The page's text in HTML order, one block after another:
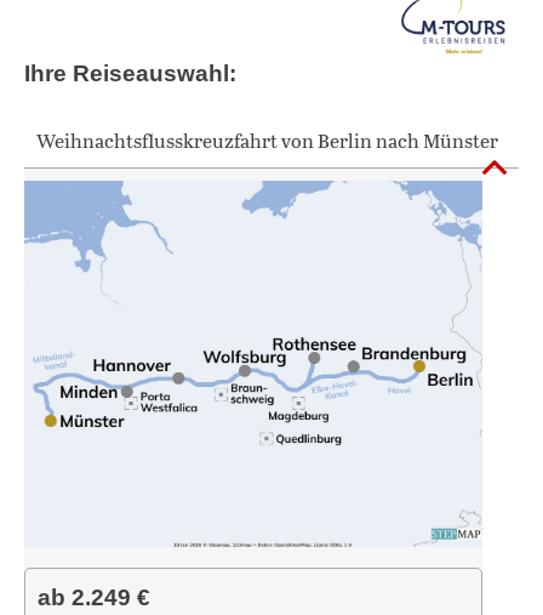
Ihre Reiseauswahl:
Weihnachtsflusskreuzfahrt von Berlin nach Münster
ab 2.249 €